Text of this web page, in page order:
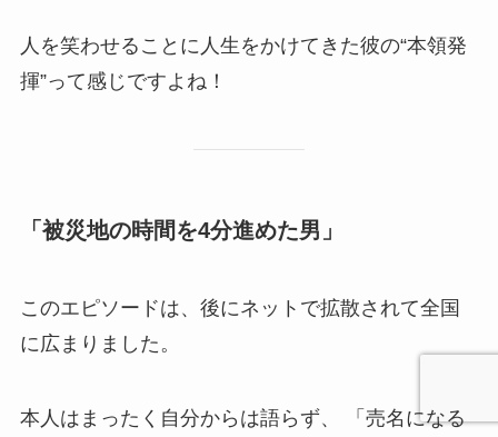
人を笑わせることに人生をかけてきた彼の“本領発
揮”って感じですよね！
「被災地の時間を4分進めた男」
このエピソードは、後にネットで拡散されて全国
に広まりました。
本人はまったく自分からは語らず、 「売名になる